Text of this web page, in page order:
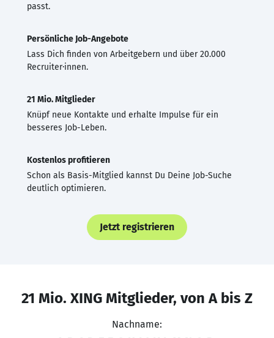
passt.
Persönliche Job-Angebote
Lass Dich finden von Arbeitgebern und über 20.000
Recruiter·innen.
21 Mio. Mitglieder
Knüpf neue Kontakte und erhalte Impulse für ein
besseres Job-Leben.
Kostenlos profitieren
Schon als Basis-Mitglied kannst Du Deine Job-Suche
deutlich optimieren.
Jetzt registrieren
21 Mio. XING Mitglieder, von A bis Z
Nachname: